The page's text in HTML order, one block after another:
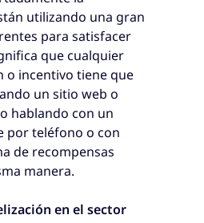
utilizando una gran
para satisfacer
que cualquier
o incentivo tiene que
un sitio web o
hablando con un
por teléfono o con
de recompensas
manera.
en el sector